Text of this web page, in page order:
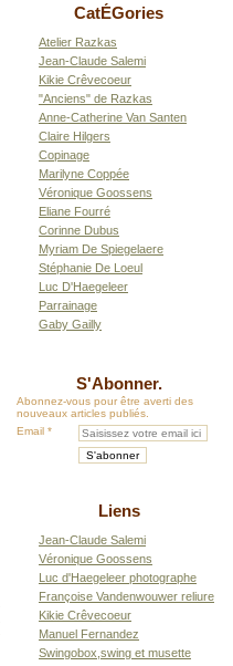
CatÉGories
Atelier Razkas
Jean-Claude Salemi
Kikie Crêvecoeur
"Anciens" de Razkas
Anne-Catherine Van Santen
Claire Hilgers
Copinage
Marilyne Coppée
Véronique Goossens
Eliane Fourré
Corinne Dubus
Myriam De Spiegelaere
Stéphanie De Loeul
Luc D'Haegeleer
Parrainage
Gaby Gailly
S'Abonner.
Abonnez-vous pour être averti des
nouveaux articles publiés.
Email
Liens
Jean-Claude Salemi
Véronique Goossens
Luc d'Haegeleer photographe
Françoise Vandenwouwer reliure
Kikie Crêvecoeur
Manuel Fernandez
Swingobox,swing et musette